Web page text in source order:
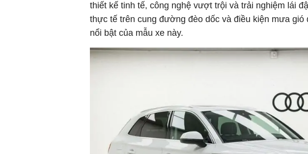
thiết kế tinh tế, công nghệ vượt trội và trải nghiệm lái
thực tế trên cung đường đèo dốc và điều kiện mưa gió
nổi bật của mẫu xe này.